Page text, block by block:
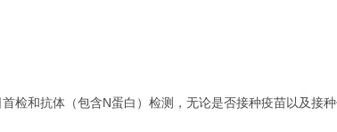
检和抗体（包含N蛋白）检测，无论是否接种疫苗以及接